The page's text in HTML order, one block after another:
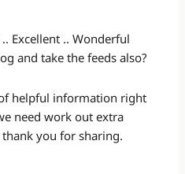
Excellent .. Wonderful
and take the feeds also?
helpful information right
need work out extra
you for sharing.